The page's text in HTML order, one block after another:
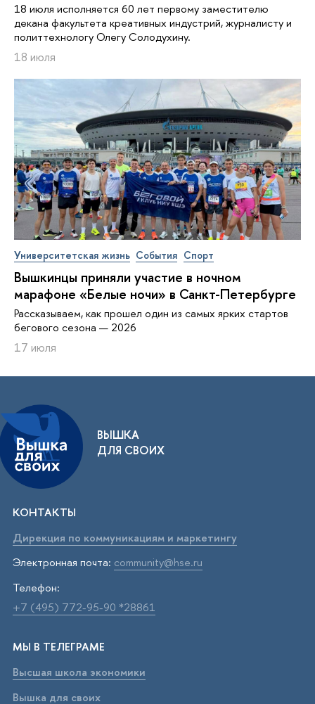
18 июля исполняется 60 лет первому заместителю
декана факультета креативных индустрий, журналисту и
политтехнологу Олегу Солодухину.
18 июля
Университетская жизнь События Спорт
Вышкинцы приняли участие в ночном
марафоне «Белые ночи» в Санкт-Петербурге
Рассказываем, как прошел один из самых ярких стартов
бегового сезона — 2026
17 июля
ВЫШКА
ДЛЯ СВОИХ
КОНТАКТЫ
Дирекция по коммуникациям и маркетингу
Электронная почта: community@hse.ru
Телефон:
+7 (495) 772-95-90 *28861
МЫ В ТЕЛЕГРАМЕ
Высшая школа экономики
Вышка для своих